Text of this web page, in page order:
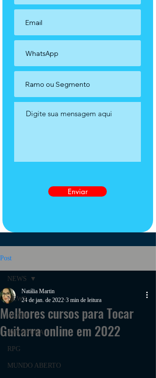
Enviar
Post
NEWS
AÇÃO
AVENTURA
RPG
MUNDO ABERTO
NEWS
Melhores cursos para Tocar
Guitarra online em 2022
Natália Martin
24 de jan. de 2022 3 min de leitura